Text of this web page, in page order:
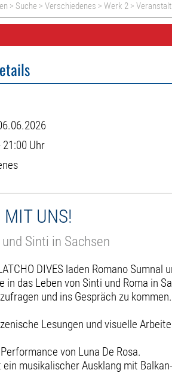
> Suche >Verschiedenes >Werk 2 >
21:00 Uhr
UNS!
Sinti in Sachsen
DIVES laden Romano
in das Leben von Sinti und Roma in
und ins Gespräch zu kommen.
Lesungen und visuelle
von Luna De Rosa.
musikalischer Ausklang mit